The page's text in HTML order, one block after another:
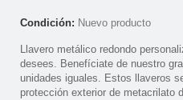
Condición: Nuevo producto
Llavero metálico redondo
desees. Benefíciate de nuestro
unidades iguales. Estos llaveros
protección exterior de metacrilato